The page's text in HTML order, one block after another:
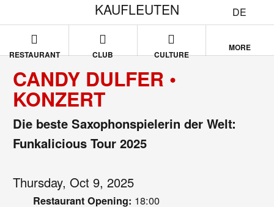
DE
KAUFLEUTEN
RESTAURANT CLUB CULTURE
MORE
CANDY DULFER •
KONZERT
Die beste Saxophonspielerin der Welt:
Funkalicious Tour 2025
Thursday, Oct 9, 2025
Restaurant Opening: 18:00